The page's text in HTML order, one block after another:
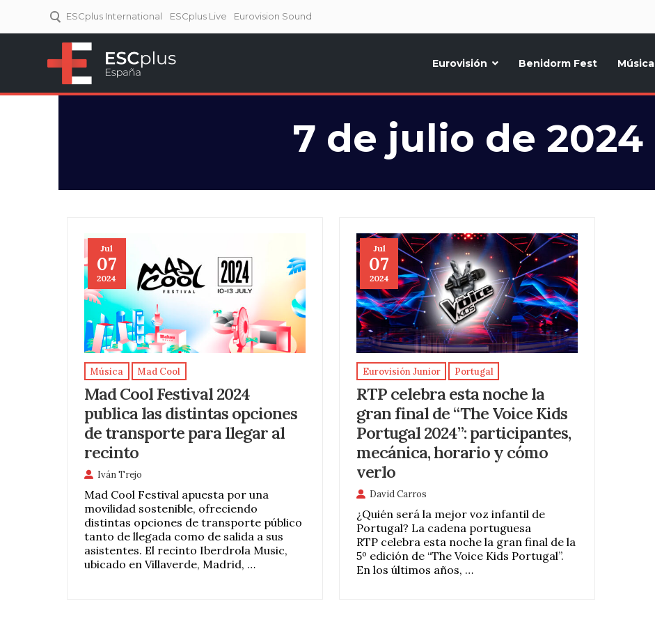
ESCplus International ESCplus Live Eurovision Sound
Eurovisión Benidorm Fest Música
7 de julio de 2024
Jul
07
2024
Música Mad Cool
Mad Cool Festival 2024
publica las distintas opciones
de transporte para llegar al
recinto
Iván Trejo
Mad Cool Festival apuesta por una
movilidad sostenible, ofreciendo
distintas opciones de transporte público
tanto de llegada como de salida a sus
asistentes. El recinto Iberdrola Music,
ubicado en Villaverde, Madrid, …
Jul
07
2024
Eurovisión Junior Portugal
RTP celebra esta noche la
gran final de “The Voice Kids
Portugal 2024”: participantes,
mecánica, horario y cómo
verlo
David Carros
¿Quién será la mejor voz infantil de
Portugal? La cadena portuguesa
RTP celebra esta noche la gran final de la
5º edición de “The Voice Kids Portugal”.
En los últimos años, …